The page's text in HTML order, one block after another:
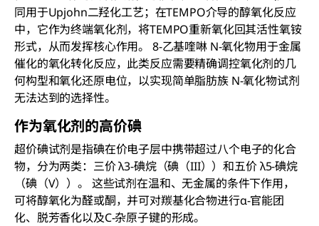
同用于Upjohn二羟化工艺；在TEMPO介导的醇氧化反应
中，它作为终端氧化剂，将TEMPO重新氧化回其活性氧铵
形式，从而发挥核心作用。 8-乙基喹啉 N-氧化物用于金属
催化的氧化转化反应，此类反应需要精确调控氧化剂的几
何构型和氧化还原电位，以实现简单脂肪族 N-氧化物试剂
无法达到的选择性。
作为氧化剂的高价碘
超价碘试剂是指碘在价电子层中携带超过八个电子的化合
物，分为两类：三价 λ3-碘烷（碘（III））和五价 λ5-碘烷
（碘（V））。 这些试剂在温和、无金属的条件下作用，
可将醇氧化为醛或酮，并可对羰基化合物进行α-官能团
化、脱芳香化以及C-杂原子键的形成。